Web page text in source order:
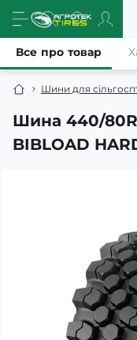
Шини для
Шина 440/
BIBLOAD
Все про товар